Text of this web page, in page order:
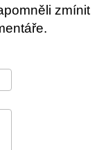
zmínit